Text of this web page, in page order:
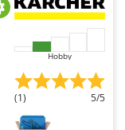
Hobby
(1) 5/5